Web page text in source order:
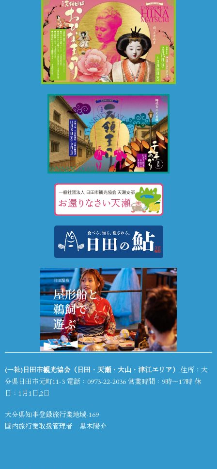
(一社)日田市観光協会（日田・天瀬・大山・津江エリア） 住所：大
分県日田市元町11-3 電話： 0973-22-2036 営業時間：9時～17時 休
日：1月1日,2日
大分県知事登録旅行業地域-169
国内旅行業取扱管理者 黒木陽介